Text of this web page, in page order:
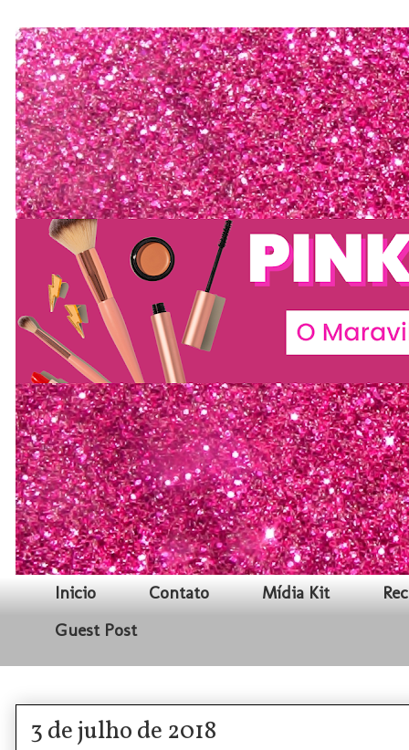
Inicio Contato Mídia Kit
Guest Post
3 de julho de 2018